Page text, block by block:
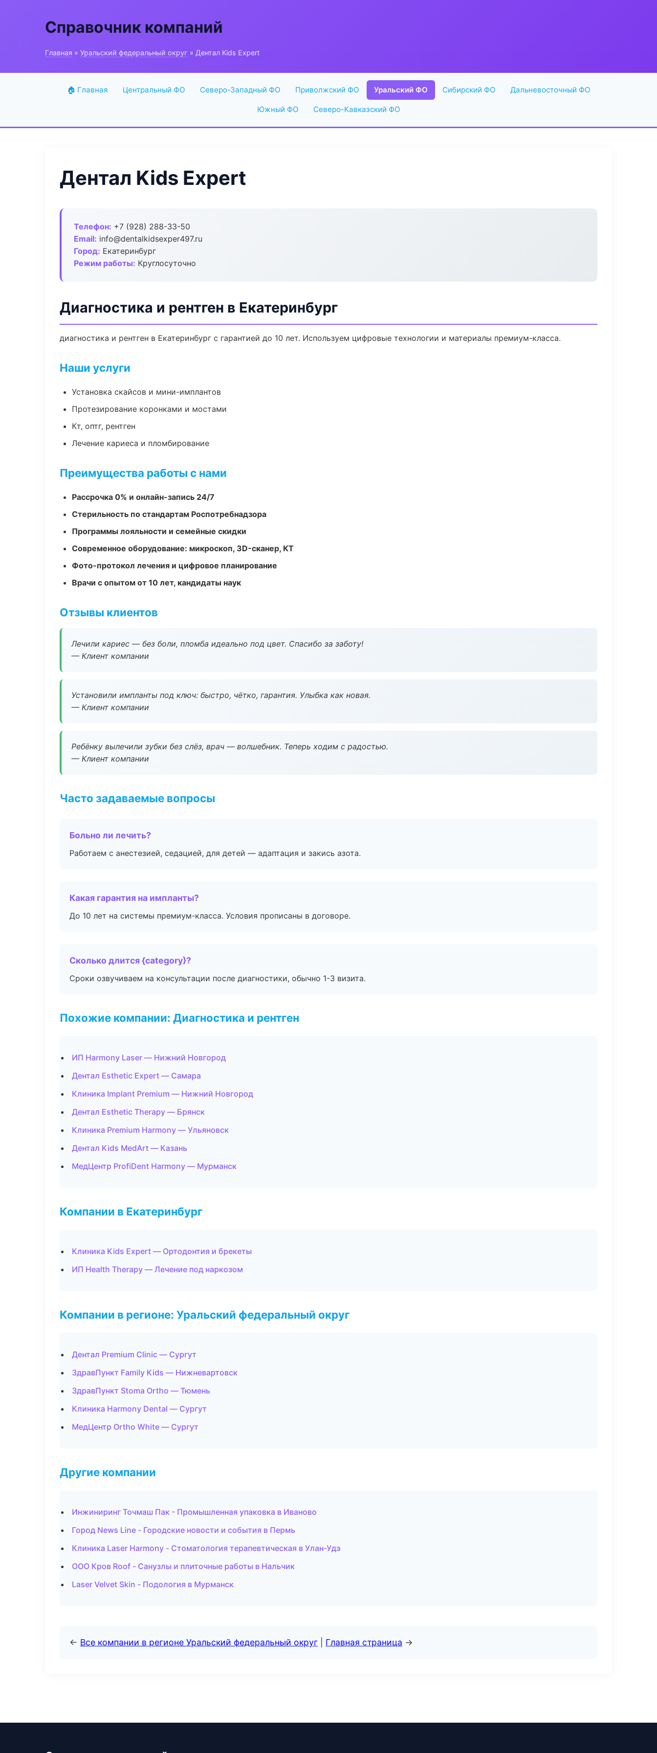
Справочник компаний
Главная » Уральский федеральный округ » Дентал Kids Expert
🏠 Главная Центральный ФО Северо-Западный ФО Приволжский ФО Уральский ФО Сибирский ФО Дальневосточный ФО
Южный ФО Северо-Кавказский ФО
Дентал Kids Expert
Телефон: +7 (928) 288-33-50
Email: info@dentalkidsexper497.ru
Город: Екатеринбург
Режим работы: Круглосуточно
Диагностика и рентген в Екатеринбург
диагностика и рентген в Екатеринбург с гарантией до 10 лет. Используем цифровые технологии и материалы премиум-класса.
Наши услуги
Установка скайсов и мини-имплантов
Протезирование коронками и мостами
Кт, оптг, рентген
Лечение кариеса и пломбирование
Преимущества работы с нами
Рассрочка 0% и онлайн-запись 24/7
Стерильность по стандартам Роспотребнадзора
Программы лояльности и семейные скидки
Современное оборудование: микроскоп, 3D-сканер, КТ
Фото-протокол лечения и цифровое планирование
Врачи с опытом от 10 лет, кандидаты наук
Отзывы клиентов
Лечили кариес — без боли, пломба идеально под цвет. Спасибо за заботу!
— Клиент компании
Установили импланты под ключ: быстро, чётко, гарантия. Улыбка как новая.
— Клиент компании
Ребёнку вылечили зубки без слёз, врач — волшебник. Теперь ходим с радостью.
— Клиент компании
Часто задаваемые вопросы
Больно ли лечить?
Работаем с анестезией, седацией, для детей — адаптация и закись азота.
Какая гарантия на импланты?
До 10 лет на системы премиум-класса. Условия прописаны в договоре.
Сколько длится {category}?
Сроки озвучиваем на консультации после диагностики, обычно 1-3 визита.
Похожие компании: Диагностика и рентген
ИП Harmony Laser — Нижний Новгород
Дентал Esthetic Expert — Самара
Клиника Implant Premium — Нижний Новгород
Дентал Esthetic Therapy — Брянск
Клиника Premium Harmony — Ульяновск
Дентал Kids MedArt — Казань
МедЦентр ProfiDent Harmony — Мурманск
Компании в Екатеринбург
Клиника Kids Expert — Ортодонтия и брекеты
ИП Health Therapy — Лечение под наркозом
Компании в регионе: Уральский федеральный округ
Дентал Premium Clinic — Сургут
ЗдравПункт Family Kids — Нижневартовск
ЗдравПункт Stoma Ortho — Тюмень
Клиника Harmony Dental — Сургут
МедЦентр Ortho White — Сургут
Другие компании
Инжиниринг Точмаш Пак - Промышленная упаковка в Иваново
Город News Line - Городские новости и события в Пермь
Клиника Laser Harmony - Стоматология терапевтическая в Улан-Удэ
ООО Кров Roof - Санузлы и плиточные работы в Нальчик
Laser Velvet Skin - Подология в Мурманск
← Все компании в регионе Уральский федеральный округ Главная страница →